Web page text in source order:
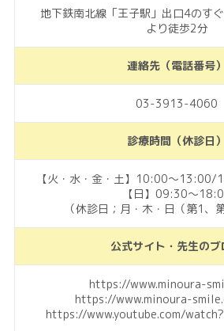
地下鉄南北線「王子駅」出口4のすぐ
より徒歩2分
連絡先（電話番号）
03-3913-4060
診療時間（休診日）
【火・水・金・土】10:00～
【日】09:30～
（休診日；月・木・日（第1、
公式サイト・先生のブ
https://www.minoura-
https://www.minoura-
https://www.youtube.com/